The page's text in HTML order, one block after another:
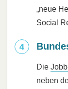
„neue
Social
Die
neben